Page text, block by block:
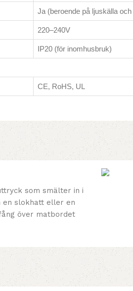
Ja (beroende på ljuskälla
220–240V
IP20 (för inomhusbruk)
CE, RoHS, UL
som smälter in i
en slokhatt eller en
över matbordet